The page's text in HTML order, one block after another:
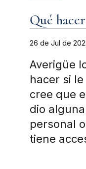
Qué
26 de Jul de
Averigüe
hacer si
cree que
dio
personal
tiene